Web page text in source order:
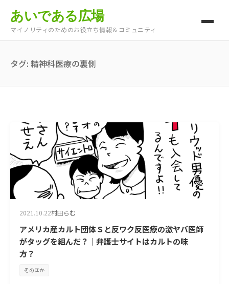
あいである広場
マイノリティのためのお役立ち情報＆コミュニティ
タグ: 精神科医療の裏側
2021.10.22村田らむ
アメリカ産カルト団体Ｓと反ワク反医療の激ヤバ医師
がタッグを組んだ？｜弁護士サイトはカルトの味
方？
そのほか